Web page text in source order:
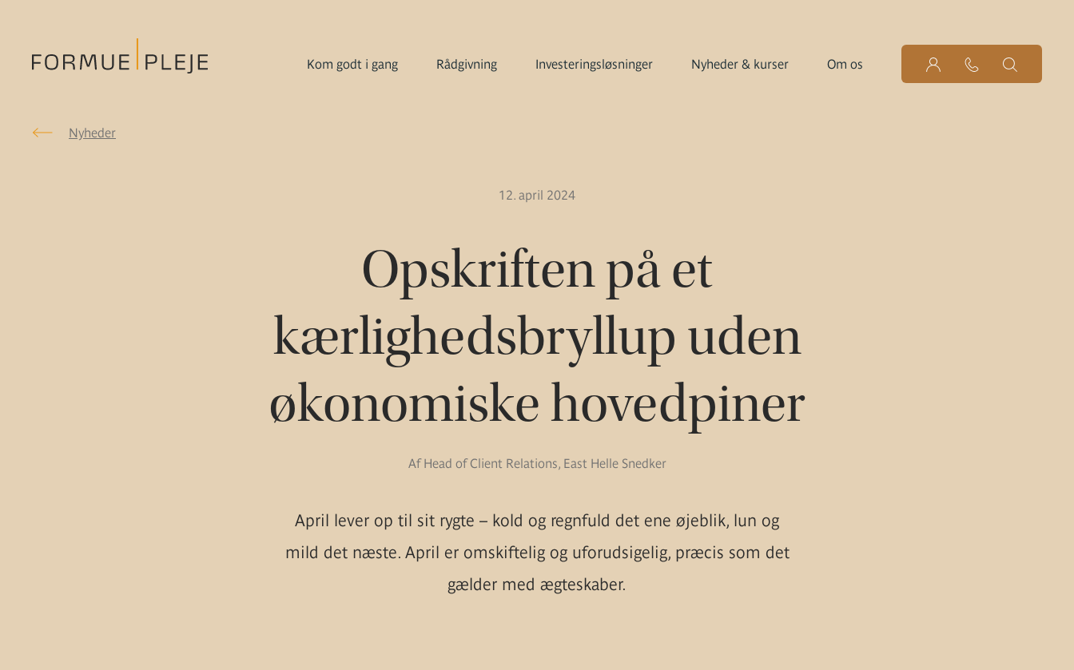
Kom godt i gang Rådgivning Investeringsløsninger Nyheder & kurser Om os
Nyheder
12. april 2024
Opskriften på et
kærlighedsbryllup uden
økonomiske hovedpiner
Af Head of Client Relations, East Helle Snedker
April lever op til sit rygte – kold og regnfuld det ene øjeblik, lun og
mild det næste. April er omskiftelig og uforudsigelig, præcis som det
gælder med ægteskaber.